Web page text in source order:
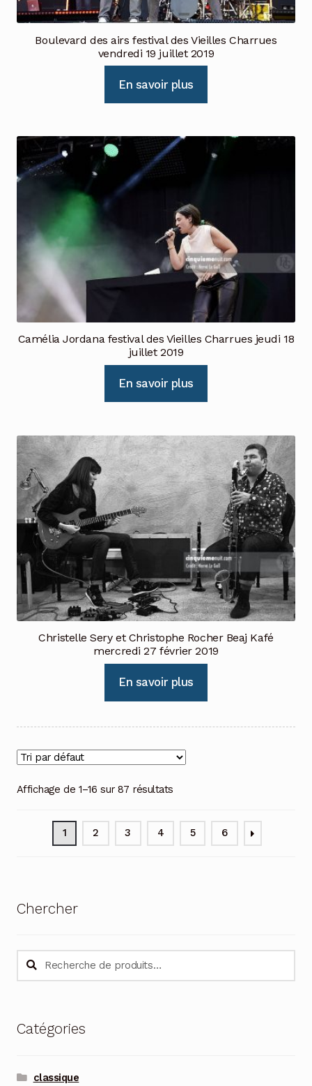
Boulevard des airs festival des Vieilles Charrues
vendredi 19 juillet 2019
En savoir plus
Camélia Jordana festival des Vieilles Charrues jeudi 18
juillet 2019
En savoir plus
Christelle Sery et Christophe Rocher Beaj Kafé
mercredi 27 février 2019
En savoir plus
Affichage de 1–16 sur 87 résultats
1 2 3 4 5 6
Chercher
Recherche
pour :
Recherche
Catégories
classique